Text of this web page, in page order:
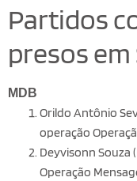
Partidos
presos em
MDB
Orildo Antônio
operação
Deyvisonn Souza
Operação